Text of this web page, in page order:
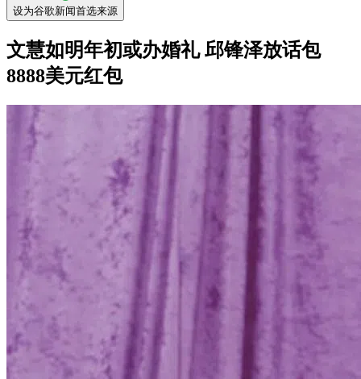
设为谷歌新闻首选来源
文慧如明年初或办婚礼 邱锋泽放话包
8888美元红包